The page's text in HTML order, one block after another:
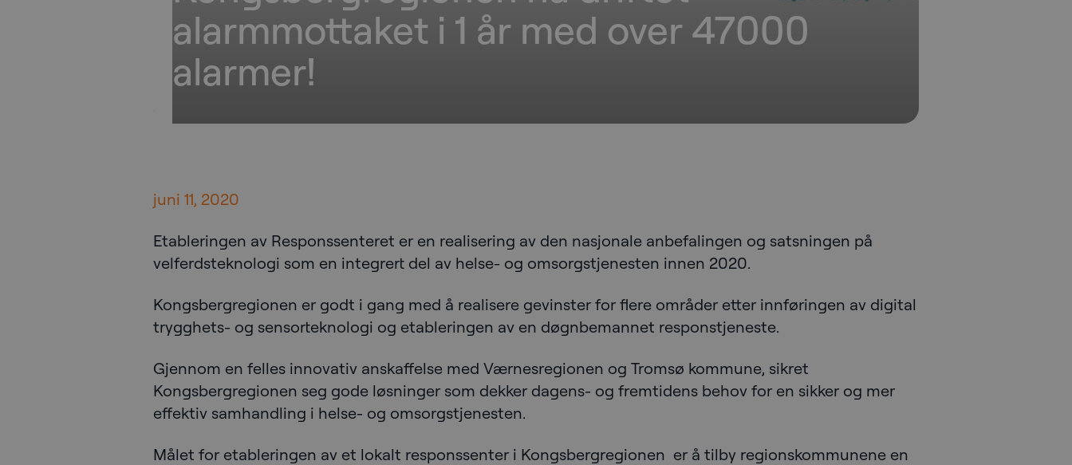
alarmmottaket i 1 år med over 47000
alarmer!
juni 11, 2020
Etableringen av Responssenteret er en realisering av den nasjonale anbefalingen og satsningen på
velferdsteknologi som en integrert del av helse- og omsorgstjenesten innen 2020.
Kongsbergregionen er godt i gang med å realisere gevinster for flere områder etter innføringen av digital
trygghets- og sensorteknologi og etableringen av en døgnbemannet responstjeneste.
Gjennom en felles innovativ anskaffelse med Værnesregionen og Tromsø kommune, sikret
Kongsbergregionen seg gode løsninger som dekker dagens- og fremtidens behov for en sikker og mer
effektiv samhandling i helse- og omsorgstjenesten.
Målet for etableringen av et lokalt responssenter i Kongsbergregionen er å tilby regionskommunene en